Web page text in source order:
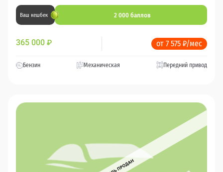
Ваш кешбек 2 000 баллов
365 000 ₽ от 7 575 ₽/мес
Бензин Механическая Передний привод